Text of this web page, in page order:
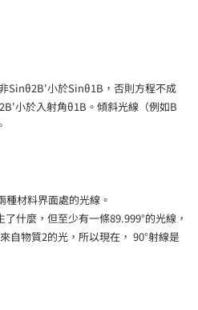
Sinθ2B'小於Sinθ1B，否則方程不成
小於入射角θ1B。傾斜光線（例如B
種材料界面處的光線。
什麼，但至少有一條89.999°的光線，
自物質2的光，所以現在， 90°射線是